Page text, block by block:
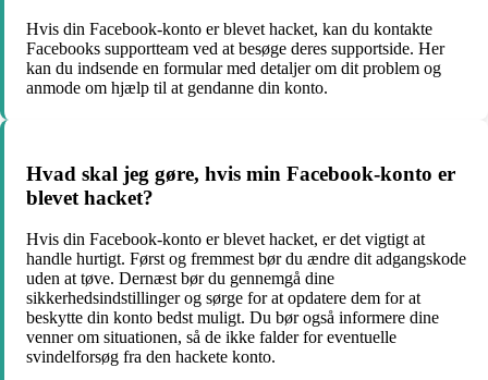
Hvis din Facebook-konto er blevet hacket, kan du kontakte
Facebooks supportteam ved at besøge deres supportside. Her
kan du indsende en formular med detaljer om dit problem og
anmode om hjælp til at gendanne din konto.
Hvad skal jeg gøre, hvis min Facebook-konto er
blevet hacket?
Hvis din Facebook-konto er blevet hacket, er det vigtigt at
handle hurtigt. Først og fremmest bør du ændre dit adgangskode
uden at tøve. Dernæst bør du gennemgå dine
sikkerhedsindstillinger og sørge for at opdatere dem for at
beskytte din konto bedst muligt. Du bør også informere dine
venner om situationen, så de ikke falder for eventuelle
svindelforsøg fra den hackete konto.